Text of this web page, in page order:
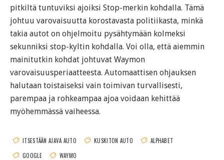
pitkiltä tuntuviksi ajoiksi Stop-merkin kohdalla. Tämä
johtuu varovaisuutta korostavasta politiikasta, minkä
takia autot on ohjelmoitu pysähtymään kolmeksi
sekunniksi stop-kyltin kohdalla. Voi olla, että aiemmin
mainitutkin kohdat johtuvat Waymon
varovaisuusperiaatteesta. Automaattisen ohjauksen
halutaan toistaiseksi vain toimivan turvallisesti,
parempaa ja rohkeampaa ajoa voidaan kehittää
myöhemmässä vaiheessa.
ITSESTÄÄN AJAVA AUTO KUSKITON AUTO
ALPHABET
GOOGLE
WAYMO